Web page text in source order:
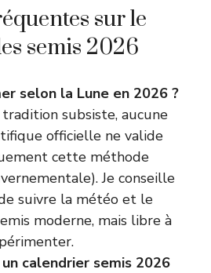
sur le
semis 2026
selon la Lune en 2026 ?
subsiste, aucune
officielle ne valide
cette méthode
). Je conseille
suivre la météo et le
moderne, mais libre à
calendrier semis 2026